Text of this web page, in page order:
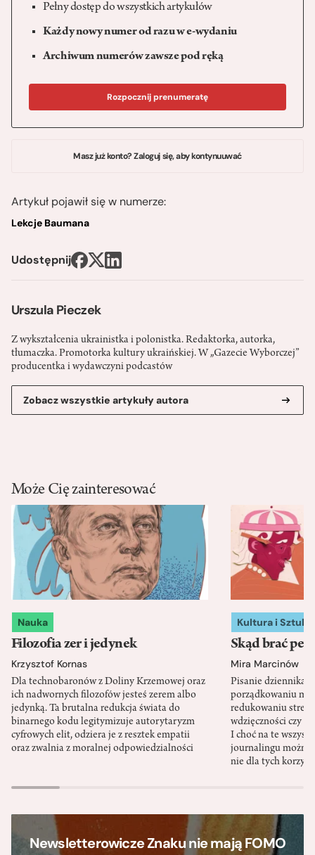
Urszula Pieczek
Z wykształcenia ukrainistka i polonistka. Redaktorka, autorka,
tłumaczka. Promotorka kultury ukraińskiej. W „Gazecie Wyborczej”
producentka i wydawczyni podcastów
Zobacz wszystkie artykuły autora
Pełny dostęp do wszystkich artykułów
Każdy nowy numer od razu w e-wydaniu
Archiwum numerów zawsze pod ręką
Rozpocznij prenumeratę
Masz już konto? Zaloguj się, aby kontynuuwać
Artykuł pojawił się w numerze:
Lekcje Baumana
Udostępnij
Może Cię zainteresować
Nauka
Filozofia zer i jedynek
Krzysztof Kornas
Dla technobaronów z Doliny Krzemowej oraz
ich nadwornych filozofów jesteś zerem albo
jedynką. Ta brutalna redukcja świata do
binarnego kodu legitymizuje autorytaryzm
cyfrowych elit, odziera je z resztek empatii
oraz zwalnia z moralnej odpowiedzialności
Kultura i Sztuka
Skąd brać
Mira Marcinów
Pisanie dziennika
porządkowaniu
redukowaniu
wdzięczności czy
I choć na te
journalingu można
nie dla tych
Newsletterowicze Znaku nie mają FOMO